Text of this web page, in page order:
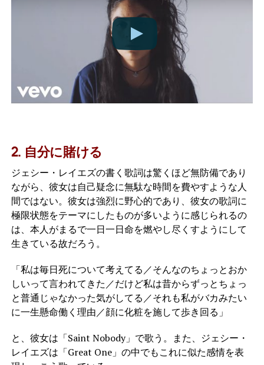
2. 自分に賭ける
ジェシー・レイエズの書く歌詞は驚くほど無防備であり
ながら、彼女は自己疑念に無駄な時間を費やすような人
間ではない。彼女は強烈に野心的であり、彼女の歌詞に
極限状態をテーマにしたものが多いように感じられるの
は、本人がまるで一日一日命を燃やし尽くすようにして
生きている故だろう。
「私は毎日死について考えてる／そんなのちょっとおか
しいって言われてきた／だけど私は昔からずっとちょっ
と普通じゃなかった気がしてる／それも私がバカみたい
に一生懸命働く理由／顔に化粧を施して歩き回る」
と、彼女は「Saint Nobody」で歌う。また、ジェシー・
レイエズは「Great One」の中でもこれに似た感情を表